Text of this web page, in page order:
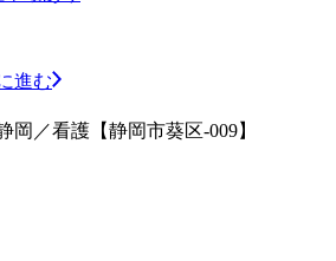
進む
岡／看護【静岡市葵区-009】